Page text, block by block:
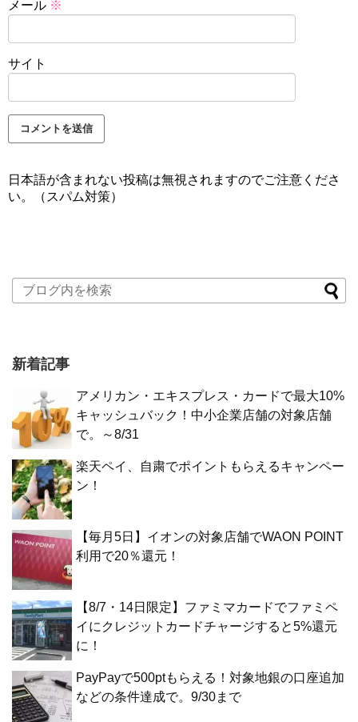
メール ※
サイト
日本語が含まれない投稿は無視されますのでご注意くださ
い。（スパム対策）
新着記事
アメリカン・エキスプレス・カードで最大10%
キャッシュバック！中小企業店舗の対象店舗
で。～8/31
楽天ペイ、自粛でポイントもらえるキャンペー
ン！
【毎月5日】イオンの対象店舗でWAON POINT
利用で20％還元！
【8/7・14日限定】ファミマカードでファミペ
イにクレジットカードチャージすると5%還元
に！
PayPayで500ptもらえる！対象地銀の口座追加
などの条件達成で。9/30まで